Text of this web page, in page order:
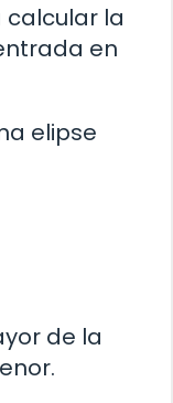
calcular la
en
elipse
de la